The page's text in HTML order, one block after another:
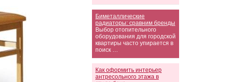
Биметаллические
радиаторы: сравним бренды
Выбор отопительного
оборудования для городской
квартиры часто упирается в
поиск …
Как оформить интерьер
антресольного этажа в